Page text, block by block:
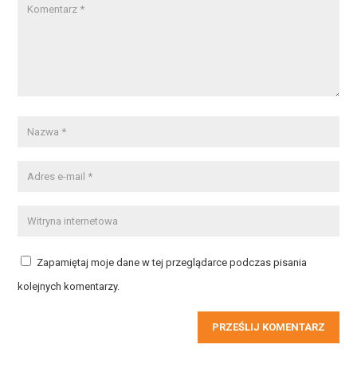
Zapamiętaj moje dane w tej przeglądarce podczas pisania
kolejnych komentarzy.
PRZEŚLIJ KOMENTARZ